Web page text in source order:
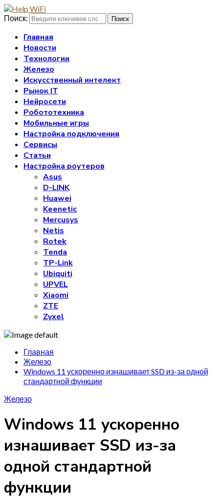
Поиск: Поиск
Главная
Новости
Технологии
Железо
Искусственный интелект
Рынок IT
Нейросети
Робототехника
Мобильные игры
Настройка подключения
Сервисы
Статьи
Настройка роутеров
Asus
D-LINK
Huawei
Keenetic
Mercusys
Netis
Rotek
Tenda
TP-Link
Ubiquiti
UPVEL
Xiaomi
ZTE
Zyxel
Главная
Железо
Windows 11 ускоренно изнашивает SSD из-за одной
стандартной функции
Железо
Windows 11 ускоренно
изнашивает SSD из-за
одной стандартной
функции